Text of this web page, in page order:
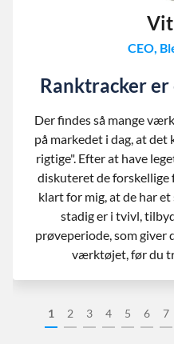
1 2 3 4 5 6 7
CEO,
Ranktracker
Der findes så mange
på markedet i dag, at
rigtige". Efter at have
diskuteret de forskellige
klart for mig, at de har
stadig er i tvivl,
prøveperiode, som giver
værktøjet, før du